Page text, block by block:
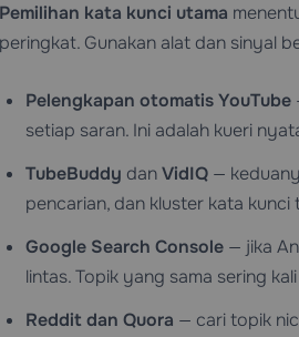
Pemilihan kata kunci utama
peringkat. Gunakan alat dan sinyal
Pelengkapan otomatis YouTube
setiap saran. Ini adalah kueri
TubeBuddy danVidIQ—
pencarian, dan kluster kata kunci
Google Search Console— jika
lintas. Topik yang sama sering
Reddit dan Quora — cari topik